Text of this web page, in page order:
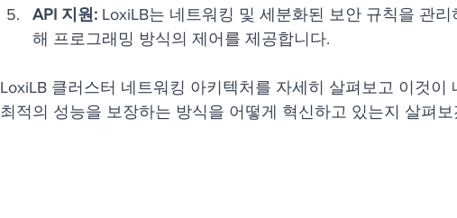
API 지원: LoxiLB는 네트워킹 및 세분화된 보안 규칙을 관리
해 프로그래밍 방식의 제어를 제공합니다.
LoxiLB 클러스터 네트워킹 아키텍처를 자세히 살펴보고 이것이
최적의 성능을 보장하는 방식을 어떻게 혁신하고 있는지 살펴보